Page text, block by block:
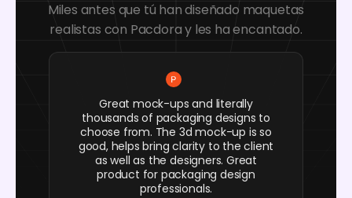
Miles antes que tú han diseñado maquetas
realistas con Pacdora y les ha encantado.
Great mock-ups and literally
thousands of packaging designs to
choose from. The 3d mock-up is so
good, helps bring clarity to the client
as well as the designers. Great
product for packaging design
professionals.